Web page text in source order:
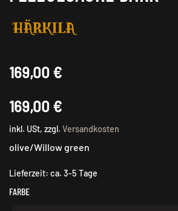
169,00 €
169,00 €
inkl. USt, zzgl. Versandkosten
olive/Willow green
Lieferzeit: ca. 3-5 Tage
FARBE